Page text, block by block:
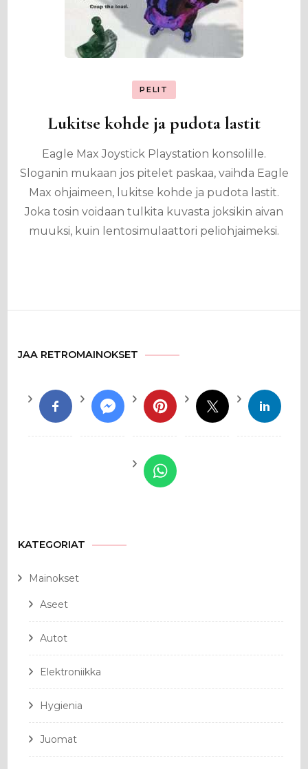
PELIT
Lukitse kohde ja pudota lastit
Eagle Max Joystick Playstation konsolille.
Sloganin mukaan jos pitelet paskaa, vaihda Eagle
Max ohjaimeen, lukitse kohde ja pudota lastit.
Joka tosin voidaan tulkita kuvasta joksikin aivan
muuksi, kuin lentosimulaattori peliohjaimeksi.
JAA RETROMAINOKSET
KATEGORIAT
Mainokset
Aseet
Autot
Elektroniikka
Hygienia
Juomat